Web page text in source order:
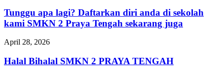
Tunggu apa lagi? Daftarkan diri anda di sekolah
kami SMKN 2 Praya Tengah sekarang juga
April 28, 2026
Halal Bihalal SMKN 2 PRAYA TENGAH